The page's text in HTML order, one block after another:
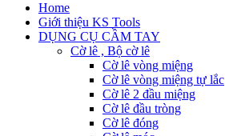
Home
Giới thiệu KS Tools
DỤNG CỤ CẦM TAY
Cờ lê , Bộ cờ lê
Cờ lê vòng miệng
Cờ lê vòng miệng tự lắc
Cờ lê 2 đầu miệng
Cờ lê đầu tròng
Cờ lê đóng